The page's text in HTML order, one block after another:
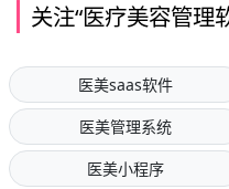
关注“医疗美容管理
医美saas软件
医美管理系统
医美小程序